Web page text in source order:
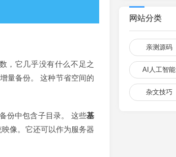
，它几乎没有什么不足之
量备份。 这种节省空间的
份中包含子目录。 这些基
像。它还可以作为服务器
网站分类
亲测源码
AI人工智能
杂文技巧